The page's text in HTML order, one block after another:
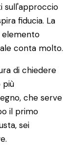
sull'approccio
fiducia. La
elemento
conta molto.
di chiedere
più
che serve
il primo
sei